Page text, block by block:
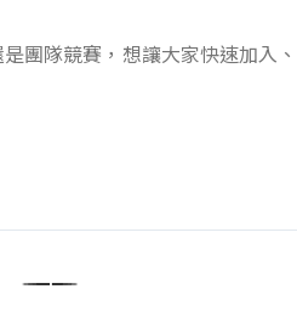
團隊競賽，想讓大家快速加入
多人互動問答平台！
1